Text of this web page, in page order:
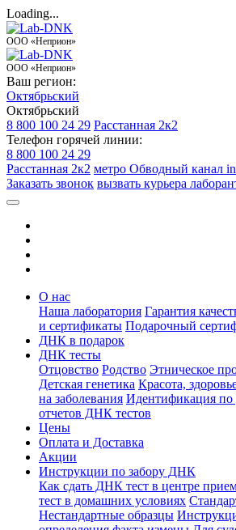
Loading...
ООО «Неприон»
ООО «Неприон»
Ваш регион:
Октябрьский
Октябрьский
8 800 100 24 29 Расстанная 2к2
Телефон горячей линии:
8 800 100 24 29
Расстанная 2к2 метро Обводный канал
Заказать звонок вызвать курьера
О нас
Наша лаборатория Гарантия
и сертификаты Подарочный
ДНК в подарок
ДНК тесты
Отцовство Родство Этническое
Детская генетика Красота,
на заболевания Идентификация
отчетов ДНК тестов
Цены
Оплата и Доставка
Акции
Инструкции по забору ДНК
Как сдать ДНК тест в центре
тест в домашних условиях
Нестандартные образцы